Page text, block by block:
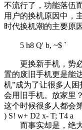
不流行了，功能落伍
用户的换机原因中，
时代换机潮的主要原因
5 h8 Q' b, ~$ `
更换新手机，势必
置的废旧手机更是能
机”成为了让很多人
会用旧手机。放家里
这个时候很多人都会
) S! w+ D2 x- T; T4 a
而事实却是，绝大